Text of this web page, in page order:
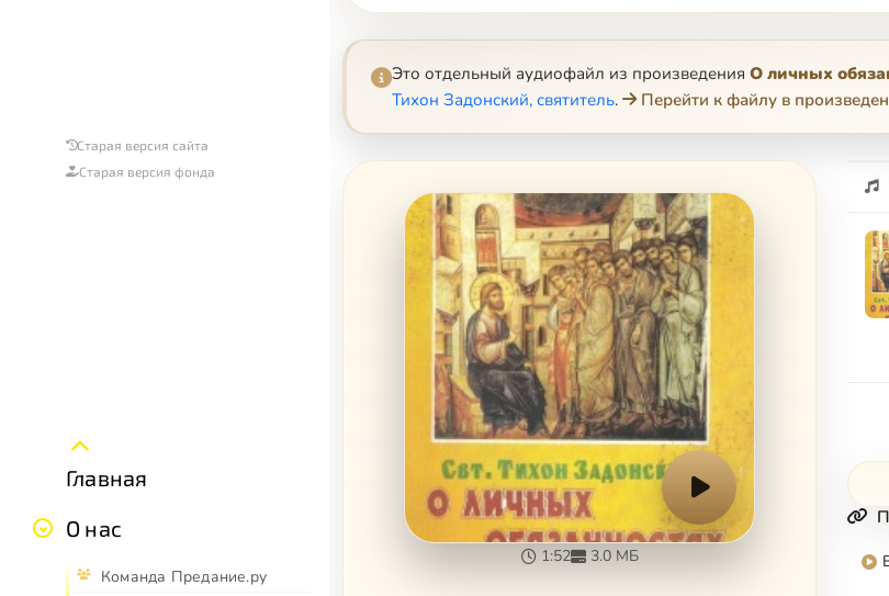
Старая версия сайта
Старая версия фонда
Главная
О нас
Команда Предание.ру
Это отдельный аудиофайл из произведения О личных
Тихон Задонский, святитель. Перейти к файлу в
1:52 3.0 МБ